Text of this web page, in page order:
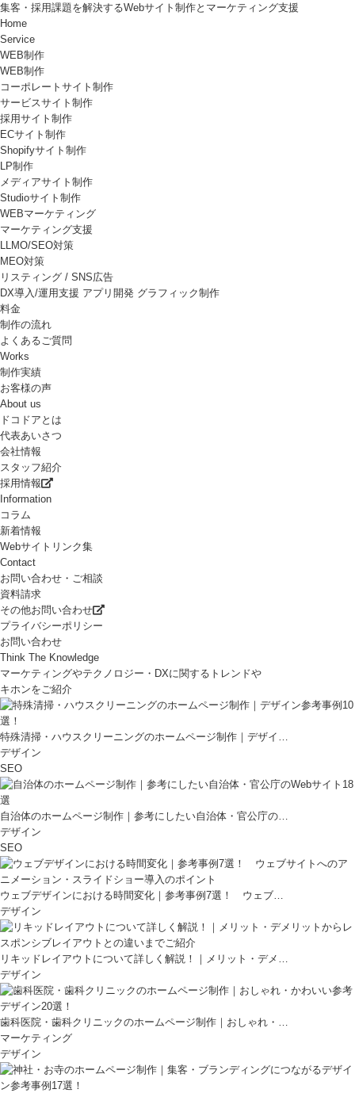
集客・採用課題を解決するWebサイト制作とマーケティング支援
Home
Service
WEB制作
WEB制作
コーポレートサイト制作
サービスサイト制作
採用サイト制作
ECサイト制作
Shopifyサイト制作
LP制作
メディアサイト制作
Studioサイト制作
WEBマーケティング
マーケティング支援
LLMO/SEO対策
MEO対策
リスティング / SNS広告
DX導入/運用支援 アプリ開発 グラフィック制作
料金
制作の流れ
よくあるご質問
Works
制作実績
お客様の声
About us
ドコドアとは
代表あいさつ
会社情報
スタッフ紹介
採用情報
Information
コラム
新着情報
Webサイトリンク集
Contact
お問い合わせ・ご相談
資料請求
その他お問い合わせ
プライバシーポリシー
お問い合わせ
Think The Knowledge
マーケティングやテクノロジー・DXに関するトレンドや
キホンをご紹介
特殊清掃・ハウスクリーニングのホームページ制作｜デザイ…
デザイン
SEO
自治体のホームページ制作｜参考にしたい自治体・官公庁の…
デザイン
SEO
ウェブデザインにおける時間変化｜参考事例7選！ ウェブ…
デザイン
リキッドレイアウトについて詳しく解説！｜メリット・デメ…
デザイン
歯科医院・歯科クリニックのホームページ制作｜おしゃれ・…
マーケティング
デザイン